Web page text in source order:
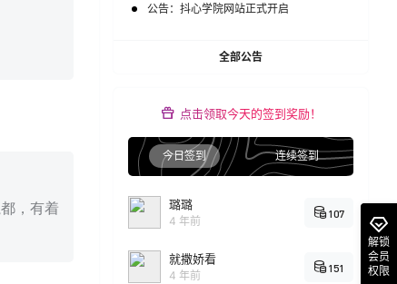
，有着
公告： 抖心学院网站正式开启
全部公告
点击领取今天的签到奖励！
今日签到 连续签到
璐璐
4 年前
107
就撒娇看
4 年前
151
解锁
会员
权限